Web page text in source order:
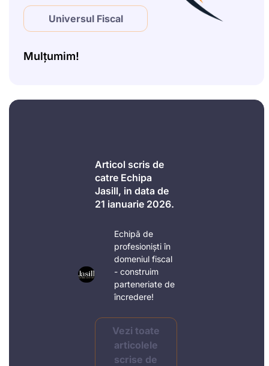
Universul Fiscal
Mulțumim!
Articol scris de
catre Echipa
Jasill, in data de
21 ianuarie 2026.
Echipă de
profesioniști în
domeniul fiscal
- construim
parteneriate de
încredere!
Vezi toate
articolele
scrise de